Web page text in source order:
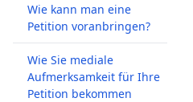
Wie kann man eine
Petition voranbringen?
Wie Sie mediale
Aufmerksamkeit für Ihre
Petition bekommen